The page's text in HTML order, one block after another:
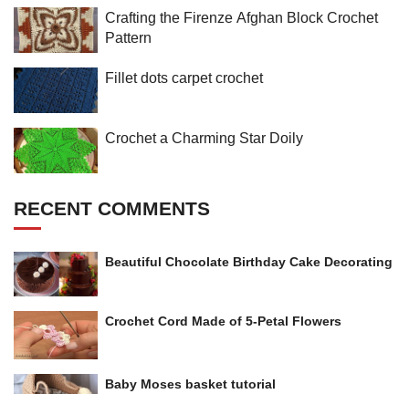
Crafting the Firenze Afghan Block Crochet
Pattern
Fillet dots carpet crochet
Crochet a Charming Star Doily
RECENT COMMENTS
Beautiful Chocolate Birthday Cake Decorating
Crochet Cord Made of 5-Petal Flowers
Baby Moses basket tutorial